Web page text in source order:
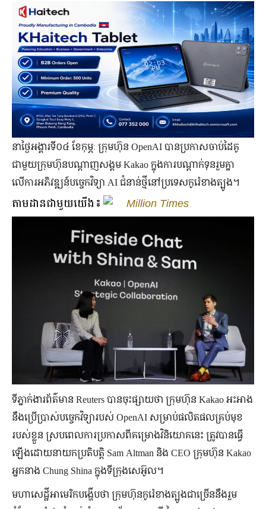
នាថ្ងៃអង្គារទី០៤ ខែកុម្ភៈ ក្រុមហ៊ុន OpenAI បានប្រកាសចាប់ដៃគូ
ជាមួយក្រុមហ៊ុនបណ្ដាញសង្គម Kakao ក្នុងការបណ្ដាក់ទុនរួមគ្នា
លើការអភិវឌ្ឍន៍បច្ចេកវិទ្យា AI ជំនាន់ថ្មីនៅប្រទេសកូរ៉េខាងត្បូង។
តាមដានជាមួយយើង៖ Million Times
ទីភ្នាក់ងារព័ត៌មាន Reuters បានចុះផ្សាយថា ក្រុមហ៊ុន Kakao អះអាង
នឹងប្រើប្រាស់បច្ចេកវិទ្យារបស់ OpenAI សម្រាប់ផលិតផលគ្រប់មុខ
របស់ខ្លួន ស្របពេលការប្រកាសពីគម្រោងវិនិយោគនេះ ត្រូវបានធ្វើ
ឡើងដោយនាយកប្រតិបត្តិ Sam Altman និង CEO ក្រុមហ៊ុន Kakao
អ្នកនាង Chung Shina ក្នុងទីក្រុងសេអ៊ូល។
មហាសេដ្ឋីអាមេរិកបង្ហើបថា ក្រុមហ៊ុនកូរ៉េខាងត្បូងជាច្រើននឹងរួម